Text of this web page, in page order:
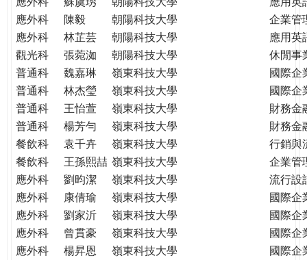
應外科
陳毅 朝陽科技大學
企業管
應外科
林芷芸 朝陽科技大學
應用英
觀光科
張菀洳 朝陽科技大學
休閒事
普通科
魏嘉琳 嶺東科技大學
國際企
普通科
林杰瑩 嶺東科技大學
國際企
普通科
王怡萱 嶺東科技大學
財務金
普通科
楊芳勻 嶺東科技大學
財務金
餐飲科
袁千卉 嶺東科技大學
行銷與
餐飲科
王孫熙喆 嶺東科技大學
企業管
應外科
劉昀潔 嶺東科技大學
流行設
應外科
康倩瑜 嶺東科技大學
國際企
應外科
劉家沂 嶺東科技大學
國際企
應外科
曾貫豪 嶺東科技大學
國際企
應外科
楊昇恩 嶺東科技大學
國際企